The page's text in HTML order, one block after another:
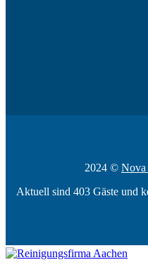
2024 © Nova
Aktuell sind 403 Gäste und